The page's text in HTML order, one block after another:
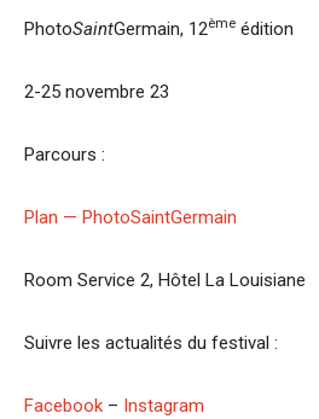
PhotoSaintGermain, 12ème édition
2-25 novembre 23
Parcours :
Plan — PhotoSaintGermain
Room Service 2, Hôtel La Louisiane
Suivre les actualités du festival :
Facebook – Instagram